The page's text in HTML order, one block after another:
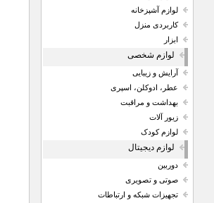
لوازم آشپزخانه
کاربردی منزل
ابزار
لوازم شخصی
آرایش و زیبایی
عطر، ادوکلن، اسپری
بهداشت و مراقبت
زیور آلات
لوازم کودک
لوازم دیجیتال
دوربین
صوتی و تصویری
تجهیزات شبکه و ارتباطات